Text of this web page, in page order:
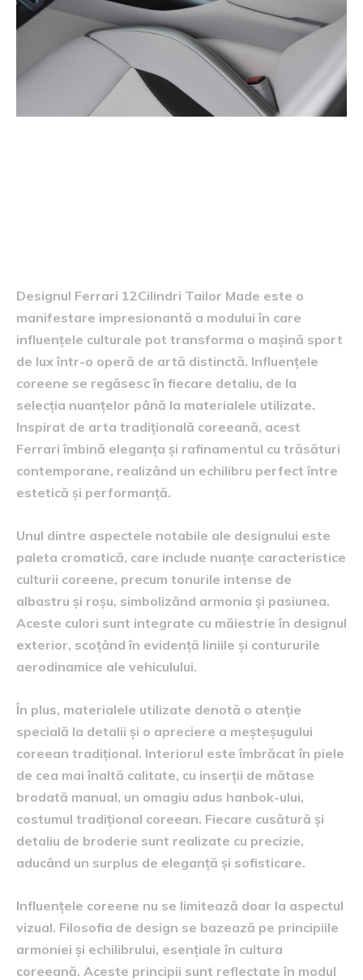
Designul Ferrari 12Cilindri Tailor Made este o
manifestare impresionantă a modului în care
influențele culturale pot transforma o mașină sport
de lux într-o operă de artă distinctă. Influențele
coreene se regăsesc în fiecare detaliu, de la
selecția nuanțelor până la materialele utilizate.
Inspirat de arta tradițională coreeană, acest
Ferrari îmbină eleganța și rafinamentul cu trăsături
contemporane, realizând un echilibru perfect între
estetică și performanță.
Unul dintre aspectele notabile ale designului este
paleta cromatică, care include nuanțe caracteristice
culturii coreene, precum tonurile intense de
albastru și roșu, simbolizând armonia și pasiunea.
Aceste culori sunt integrate cu măiestrie în designul
exterior, scoțând în evidență liniile și contururile
aerodinamice ale vehiculului.
În plus, materialele utilizate denotă o atenție
specială la detalii și o apreciere a meșteșugului
coreean tradițional. Interiorul este îmbrăcat în piele
de cea mai înaltă calitate, cu inserții de mătase
brodată manual, un omagiu adus hanbok-ului,
costumul tradițional coreean. Fiecare cusătură și
detaliu de broderie sunt realizate cu precizie,
aducând un surplus de eleganță și sofisticare.
Influențele coreene nu se limitează doar la aspectul
vizual. Filosofia de design se bazează pe principiile
armoniei și echilibrului, esențiale în cultura
coreeană. Aceste principii sunt reflectate în modul